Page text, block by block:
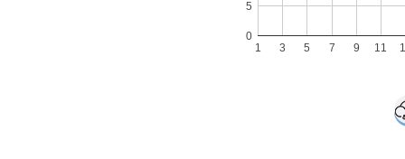
1 3 5 7 9 11
0
5